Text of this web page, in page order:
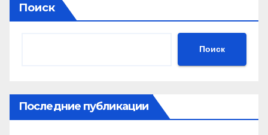
Поиск
Поиск
Последние публикации